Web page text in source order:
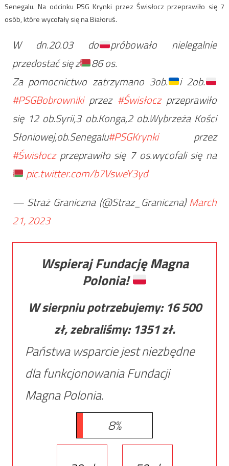
Senegalu. Na odcinku PSG Krynki przez Świsłocz przeprawiło się 7
osób, które wycofały się na Białoruś.
W dn.20.03 do
próbowało nielegalnie
przedostać się z
86 os.
Za pomocnictwo zatrzymano 3ob.
i 2ob.
#PSGBobrownikiprzez #Świsłoczprzeprawiło
się 12 ob.Syrii,3 ob.Konga,2 ob.Wybrzeża Kości
Słoniowej,ob.Senegalu#PSGKrynkiprzez
#Świsłoczprzeprawiło się 7 os.wycofali się na
pic.twitter.com/b7VsweY3yd
— Straż Graniczna (@Straz_Graniczna)March
21, 2023
Wspieraj Fundację Magna
Polonia!
W sierpniu potrzebujemy: 16 500
zł, zebraliśmy: 1351zł.
Państwa wsparcie jest niezbędne
dla funkcjonowania Fundacji
Magna Polonia.
8%